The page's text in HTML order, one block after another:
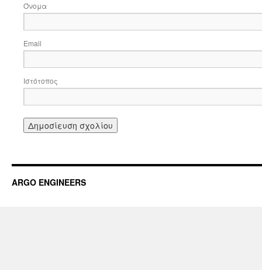
Όνομα
Email
Ιστότοπος
ARGO ENGINEERS